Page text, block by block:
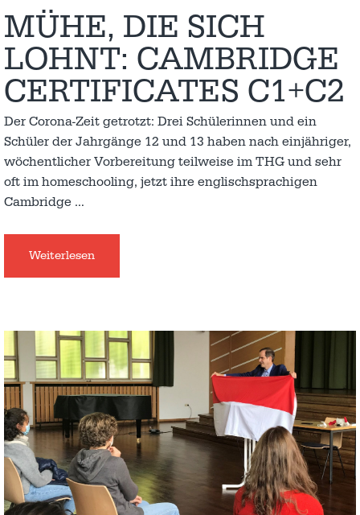
MÜHE, DIE SICH
LOHNT: CAMBRIDGE
CERTIFICATES C1+C2
Der Corona-Zeit getrotzt: Drei Schülerinnen und ein
Schüler der Jahrgänge 12 und 13 haben nach einjähriger,
wöchentlicher Vorbereitung teilweise im THG und sehr
oft im homeschooling, jetzt ihre englischsprachigen
Cambridge …
Weiterlesen